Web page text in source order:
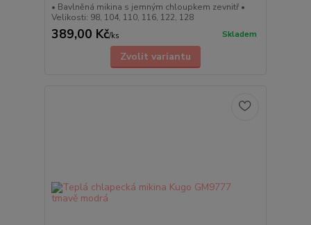
• Bavlněná mikina s jemným chloupkem zevnitř •
Velikosti: 98, 104, 110, 116, 122, 128
389,00 Kč/ks Skladem
Zvolit variantu